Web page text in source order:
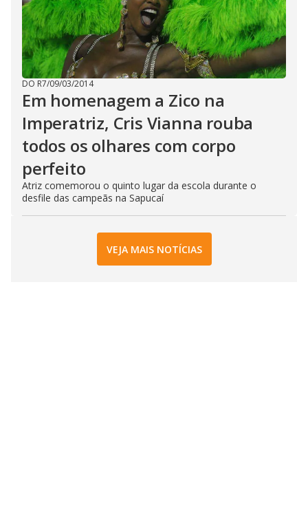
DO R7/09/03/2014
Em homenagem a Zico na
Imperatriz, Cris Vianna rouba
todos os olhares com corpo
perfeito
Atriz comemorou o quinto lugar da escola durante o
desfile das campeãs na Sapucaí
VEJA MAIS NOTÍCIAS